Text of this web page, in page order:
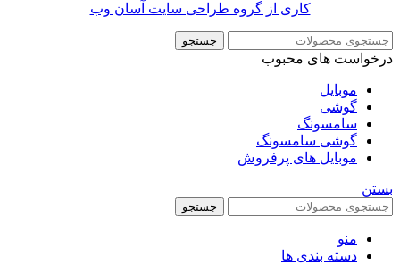
کاری از گروه طراحی سایت آسان وب
جستجو
درخواست های محبوب
موبایل
گوشی
سامسونگ
گوشی سامسونگ
موبایل های پرفروش
بستن
جستجو
منو
دسته بندی ها